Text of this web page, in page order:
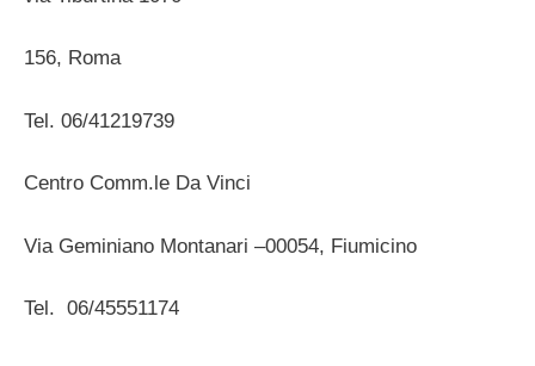
156, Roma
Tel. 06/41219739
Centro Comm.le Da Vinci
Via Geminiano Montanari –00054, Fiumicino
Tel. 06/45551174